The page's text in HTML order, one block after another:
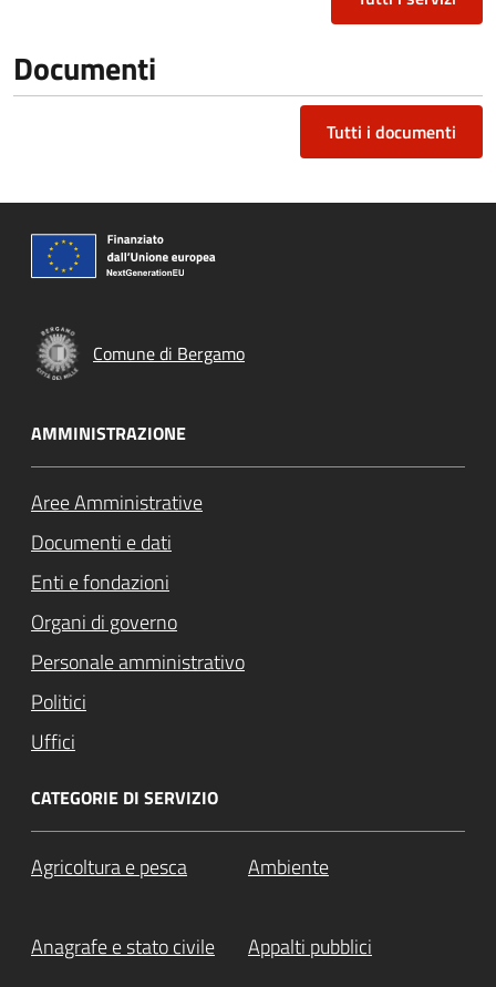
Documenti
Tutti i documenti
Comune di Bergamo
AMMINISTRAZIONE
Aree Amministrative
Documenti e dati
Enti e fondazioni
Organi di governo
Personale amministrativo
Politici
Uffici
CATEGORIE DI SERVIZIO
Agricoltura e pesca Ambiente
Anagrafe e stato civile Appalti pubblici